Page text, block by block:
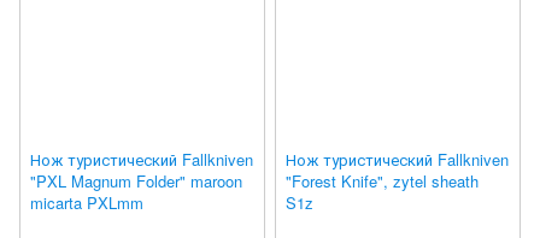
Нож туристический Fallkniven
"PXL Magnum Folder" maroon
micarta PXLmm
Нож туристический Fallkniven
"Forest Knife", zytel sheath
S1z